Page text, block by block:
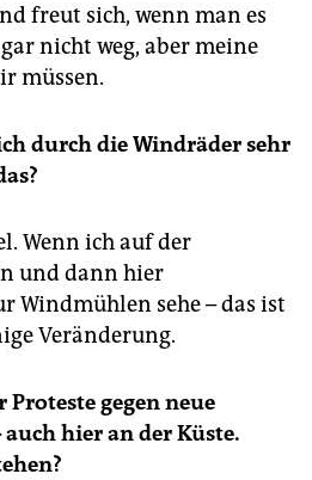
freut sich, wenn man es
nicht weg, aber meine
müssen.
durch die Windräder sehr
Wenn ich auf der
und dann hier
Windmühlen sehe – das ist
Veränderung.
gegen neue
hier an der Küste.